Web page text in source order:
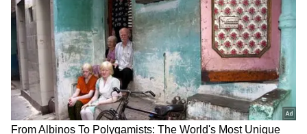
Related Articles
Rain: వ‌ర్షం ప‌డ‌గానే క‌మ్మ‌టి వాస‌న ఎందుకు వ‌స్తుంది.?
రీజ‌న్ తెలిస్తే ఆశ్చ‌ర్య‌పోతారు
ఏ దావత్‌లో చూసినా, ఏ కార్ల‌లో విన్నా ఇదే పాట‌..
మిలియ‌న్ల వ్యూస్‌తో దుమ్మురేపుతోన్న బాసింగ బ‌లాలు